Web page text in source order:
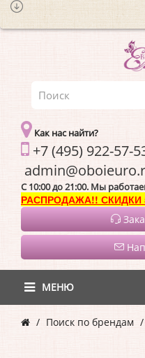
Как нас найти?
+7 (495) 922-57-
C 10:00 до 21:00. Мы
РАСПРОДАЖА!! СКИДКИ
МЕНЮ
Поиск по брендам